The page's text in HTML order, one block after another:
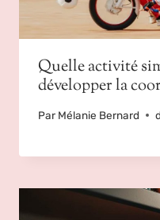
Quelle activité
développer la
Par Mélanie Bernard